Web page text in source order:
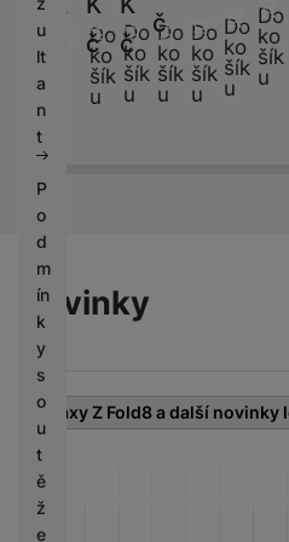
u
lt
a
n
t
P
o
d
m
ín
k
y
s
o
u
t
ě
ž
e
Do
ko
šík
u
Do
ko
šík
u
č
Do
ko
šík
u
č
Do
ko
šík
u
č
Do
ko
šík
u
Do
ko
šík
u
Novinky
Galaxy Z Fold8 a další novinky